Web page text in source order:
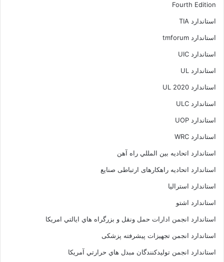
Fourth Edition
استاندارد TIA
استاندارد tmforum
استاندارد UIC
استاندارد UL
استاندارد UL 2020
استاندارد ULC
استاندارد UOP
استاندارد WRC
استاندارد اتحاديه بين المللي راه آهن
استاندارد اتحادیه راهکارهای ارتباطی صنایع
استاندارد استرالیا
استاندارد اشتو
استاندارد انجمن ادارات حمل ونقل و بزرگراه هاي ايالتي امريکا
استاندارد انجمن تجهیزات پیشرفته پزشکی
استاندارد انجمن توليدکنندگان مبدل هاي حرارتي آمريکا